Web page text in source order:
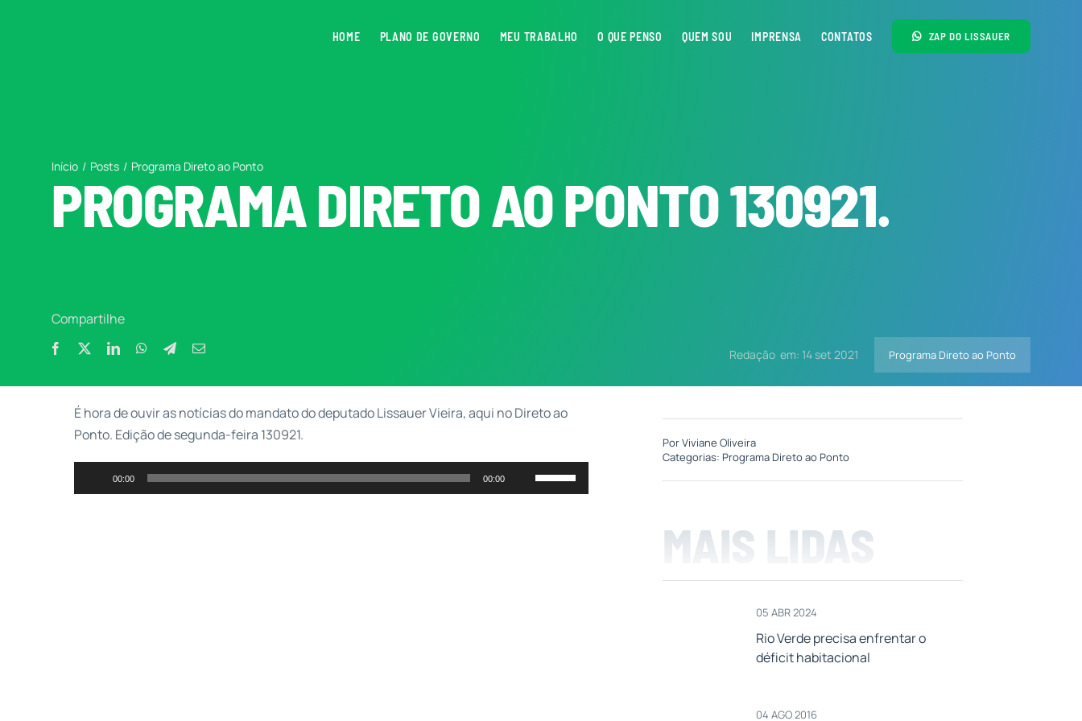
HOME PLANO DE GOVERNO MEU TRABALHO O QUE PENSO QUEM SOU IMPRENSA CONTATOS ZAP DO LISSAUER
Início Posts Programa Direto ao Ponto
PROGRAMA DIRETO AO PONTO 130921.
Compartilhe
Redação em: 14 set 2021 Programa Direto ao Ponto
É hora de ouvir as notícias do mandato do deputado Lissauer Vieira, aqui no Direto ao
Ponto. Edição de segunda-feira 130921.
Tocador
de
00:00 00:00
Use
as
PorViviane Oliveira
Categorias: Programa Direto ao Ponto
MAIS LIDAS
05 ABR 2024
Rio Verde precisa enfrentar o
déficit habitacional
04 AGO 2016